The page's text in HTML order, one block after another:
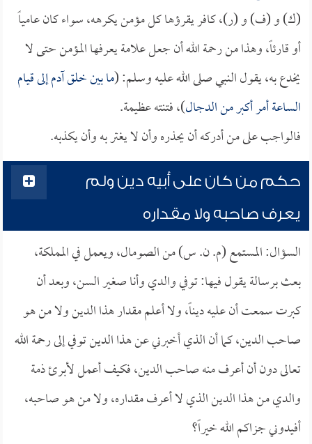
(ك) و (ف) و (ر)، كافر يقرؤها كل مؤمن يكرهه، سواء كان عامياً
أو قارئاً، وهذا من رحمة الله أن جعل علامة يعرفها المؤمن حتى لا
يخدع به، يقول النبي صلى الله عليه وسلم: (ما بين خلق آدم إلى قيام
الساعة أمر أكبر منالدجال)، فتنته عظيمة.
فالواجب على من أدركه أن يحذره وأن لا يغتر به وأن يكذبه.
حكم من كان على أبيه دين ولم
يعرف صاحبه ولا مقداره
السؤال: المستمع (م. ن. س) من الصومال، ويعمل في المملكة،
بعث برسالة يقول فيها: توفي والدي وأنا صغير السن، وبعد أن
كبرت سمعت أن عليه ديناً، ولا أعلم مقدار هذا الدين ولا من هو
صاحب الدين، كما أن الذي أخبرني عن هذا الدين توفي إلى رحمة الله
تعالى دون أن أعرف منه صاحب الدين، فكيف أعمل لأبرئ ذمة
والدي من هذا الدين الذي لا أعرف مقداره، ولا من هو صاحبه،
أفيدوني جزاكم الله خيراً؟